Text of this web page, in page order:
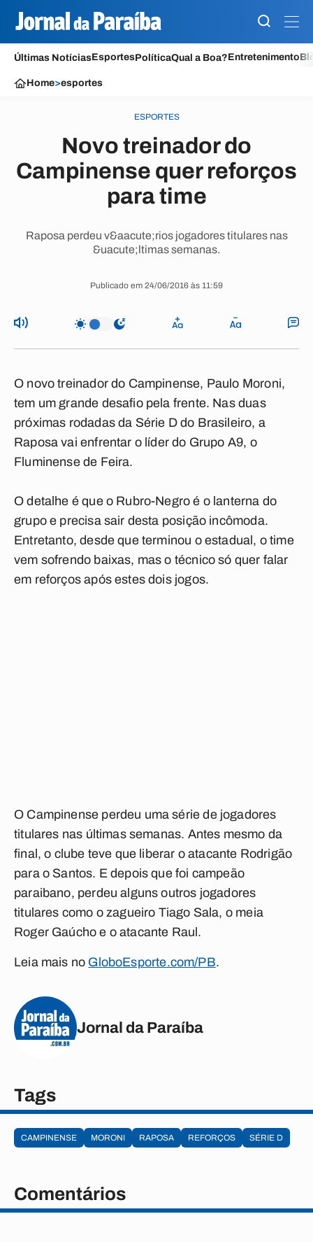
Últimas NotíciasEsportesPolíticaQual a Boa?Entretenimento
Home>esportes
ESPORTES
Novo treinador do
Campinense quer reforços
para time
Raposa perdeu v&aacute;rios jogadores titulares nas
&uacute;ltimas semanas.
Publicado em 24/06/2016 às 11:59
O novo treinador do Campinense, Paulo Moroni,
tem um grande desafio pela frente. Nas duas
próximas rodadas da Série D do Brasileiro, a
Raposa vai enfrentar o líder do Grupo A9, o
Fluminense de Feira.
O detalhe é que o Rubro-Negro é o lanterna do
grupo e precisa sair desta posição incômoda.
Entretanto, desde que terminou o estadual, o time
vem sofrendo baixas, mas o técnico só quer falar
em reforços após estes dois jogos.
O Campinense perdeu uma série de jogadores
titulares nas últimas semanas. Antes mesmo da
final, o clube teve que liberar o atacante Rodrigão
para o Santos. E depois que foi campeão
paraibano, perdeu alguns outros jogadores
titulares como o zagueiro Tiago Sala, o meia
Roger Gaúcho e o atacante Raul.
Leia mais no GloboEsporte.com/PB.
Jornal da Paraíba
Tags
CAMPINENSE MORONI RAPOSA REFORÇOS SÉRIE D
Comentários